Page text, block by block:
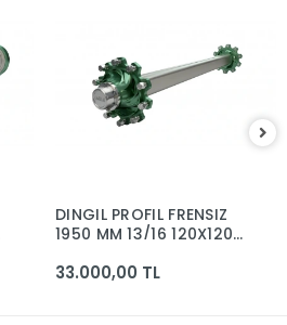
DINGIL PROFIL FRENSIZ
1950 MM 13/16 120X120
33.000,00 TL